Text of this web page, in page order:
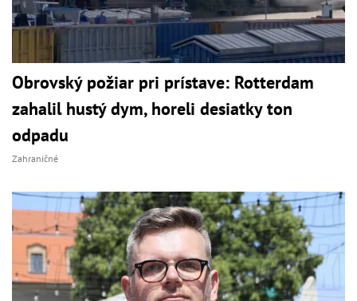
Obrovský požiar pri prístave: Rotterdam
zahalil hustý dym, horeli desiatky ton
odpadu
Zahraničné